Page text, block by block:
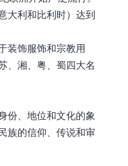
大利和比利时）达到
装饰服饰和宗教用
、湘、粤、蜀四大名
份、地位和文化的象
族的信仰、传说和审